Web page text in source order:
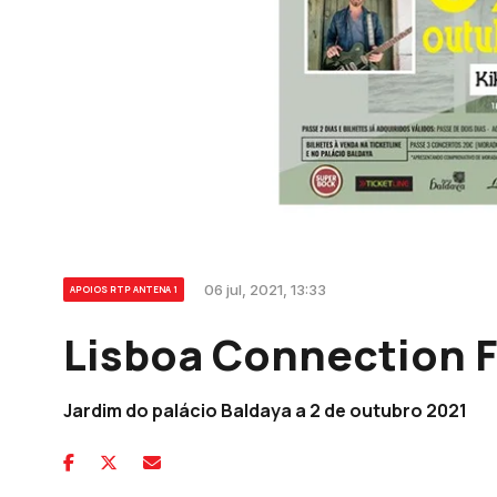
APOIOS RTP ANTENA 1 06 jul, 2021, 13:33
Lisboa Connection
Jardim do palácio Baldaya a 2 de outubro 2021